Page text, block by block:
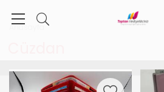
Anasayfa